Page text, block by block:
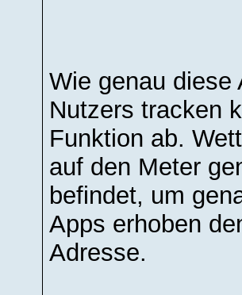
Wie genau diese
Nutzers tracken
Funktion ab.
auf den Meter
befindet, um
Apps erhoben
Adresse.